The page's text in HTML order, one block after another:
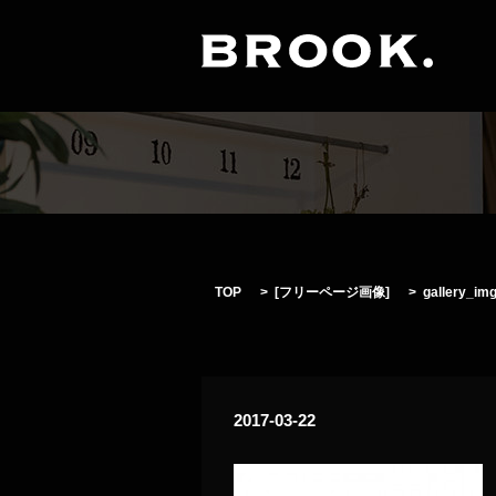
TOP [フリーページ画像]
2017-03-22